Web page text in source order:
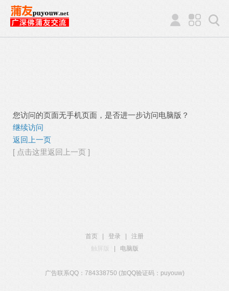
您访问的页面无手机页面，是否进一步访问电脑版？
继续访问
返回上一页
[ 点击这里返回上一页 ]
首页 登录
注册
触屏版
电脑版
广告联系QQ：784338750 (加QQ验证码：puyouw)